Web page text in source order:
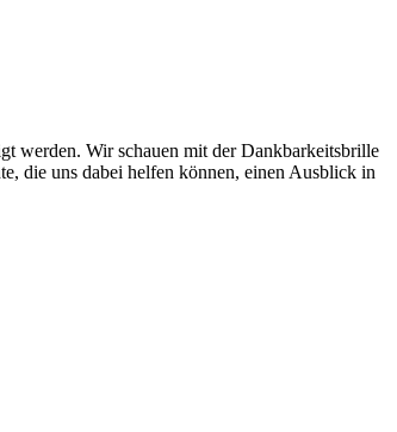
werden. Wir schauen mit der Dankbarkeitsbrille
die uns dabei helfen können, einen Ausblick in